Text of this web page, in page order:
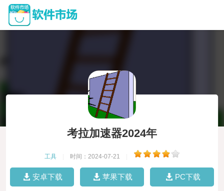
考拉加速器2024年
工具 时间：2024-07-21
安卓下载 苹果下载 PC下载